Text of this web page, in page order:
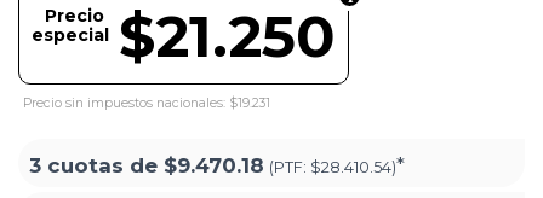
$21.250
Precio
especial
Precio sin impuestos nacionales: $19.231
3 cuotas de $9.470.18 (PTF: $28.410.54)*